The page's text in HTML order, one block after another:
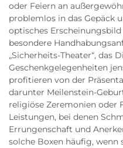
oder Feiern an
problemlos in das Gepäck
optisches
besondere
„Sicherheits-Theater“, das
Geschenkgelegenheiten
profitieren von der
darunter Meilenstein-
religiöse Zeremonien oder
Leistungen, bei denen
Errungenschaft und
solche Boxen häufig,